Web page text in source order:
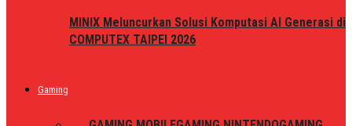
MINIX Meluncurkan Solusi Komputasi AI Generasi di
COMPUTEX TAIPEI 2026
Gaming